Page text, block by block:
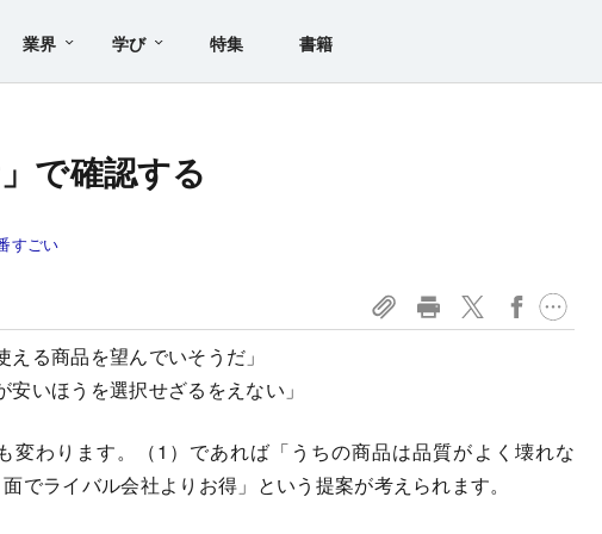
業界 学び 特集 書籍
で確認する
すごい
える商品を望んでいそうだ」
安いほうを選択せざるをえない」
わります。（1）であれば「うちの商品は品質がよく壊れな
でライバル会社よりお得」という提案が考えられます。